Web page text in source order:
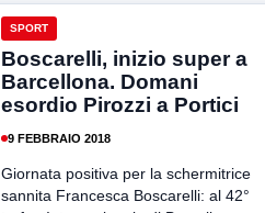
SPORT
Boscarelli, inizio super a
Barcellona. Domani
esordio Pirozzi a Portici
9 FEBBRAIO 2018
Giornata positiva per la schermitrice
sannita Francesca Boscarelli: al 42°